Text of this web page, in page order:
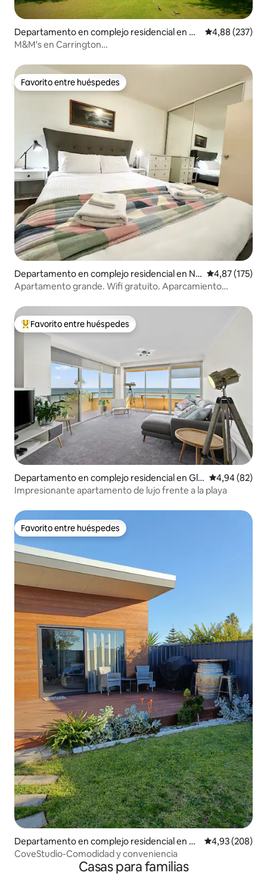
Departamento en complejo residencial en A
delaide
Calificación
4,88 (237)
M&M's en Carrington
Favorito entre huéspedes
Favorito entre huéspedes
Departamento en complejo residencial en No
rth Adelaide
Calificación
4,87 (175)
Apartamento grande. Wifi gratuito. Aparcamiento
Favorito entre los huéspedes más destacados
Favorito entre huéspedes
Departamento en complejo residencial en Gle
nelg North
Calificación
4,94 (82)
Impresionante apartamento de lujo frente a la playa
Favorito entre huéspedes
Favorito entre huéspedes
Departamento en complejo residencial en H
allett Cove
Calificación
4,93 (208)
CoveStudio-Comodidad y conveniencia
Casas para familias